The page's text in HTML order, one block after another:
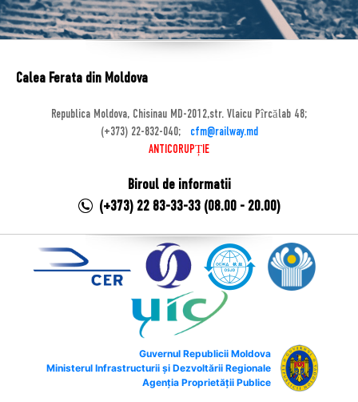
Calea Ferata din Moldova
Republica Moldova, Chisinau MD-2012,str. Vlaicu Pîrcălab 48;
(+373) 22-832-040;
cfm@railway.md
ANTICORUPȚIE
Biroul de informatii
(+373) 22 83-33-33 (08.00 - 20.00)
Guvernul Republicii Moldova
Ministerul Infrastructurii și Dezvoltării Regionale
Agenția Proprietății Publice